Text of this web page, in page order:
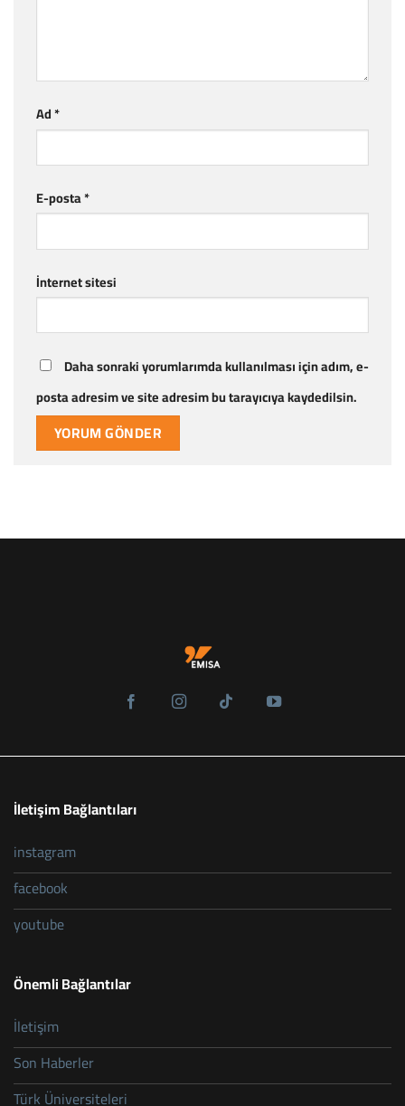
Ad*
E-posta*
İnternet sitesi
Daha sonraki yorumlarımda kullanılması için adım, e-
posta adresim ve site adresim bu tarayıcıya kaydedilsin.
İletişim Bağlantıları
instagram
facebook
youtube
Önemli Bağlantılar
İletişim
Son Haberler
Türk Üniversiteleri